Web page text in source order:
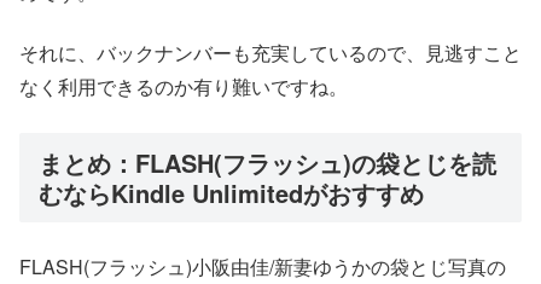
それに、バックナンバーも充実しているので、見逃すこと
なく利用できるのか有り難いですね。
まとめ：FLASH(フラッシュ)の袋とじを読
むならKindle Unlimitedがおすすめ
FLASH(フラッシュ)小阪由佳/新妻ゆうかの袋とじ写真の